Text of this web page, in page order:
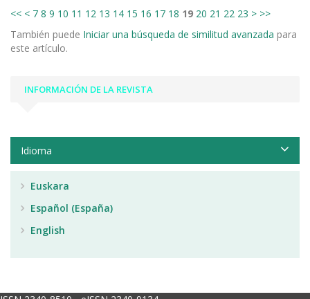
<< < 7 8 9 10 11 12 13 14 15 16 17 18 19 20 21 22 23 > >>
También puede Iniciar una búsqueda de similitud avanzada para
este artículo.
INFORMACIÓN DE LA REVISTA
Idioma
Euskara
Español (España)
English